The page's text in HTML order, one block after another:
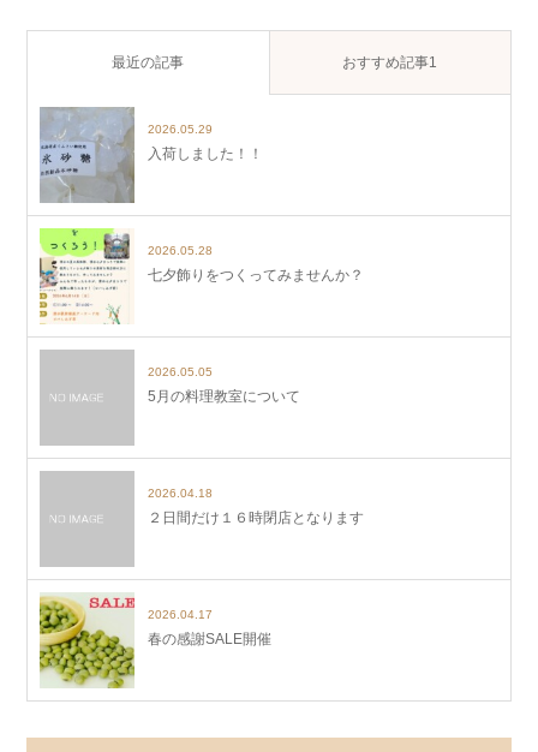
最近の記事 おすすめ記事1
2026.05.29
入荷しました！！
2026.05.28
七夕飾りをつくってみませんか？
2026.05.05
5月の料理教室について
2026.04.18
２日間だけ１６時閉店となります
2026.04.17
春の感謝SALE開催